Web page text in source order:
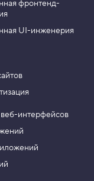
фронтенд-
UI-инженерия
интерфейсов